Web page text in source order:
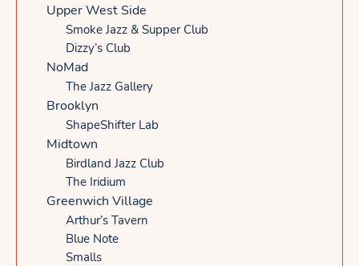
Y
Upper West Side
Smoke Jazz & Supper Club
Dizzy’s Club
NoMad
The Jazz Gallery
Brooklyn
ShapeShifter Lab
Midtown
Birdland Jazz Club
The Iridium
Greenwich Village
Arthur’s Tavern
Blue Note
Smalls